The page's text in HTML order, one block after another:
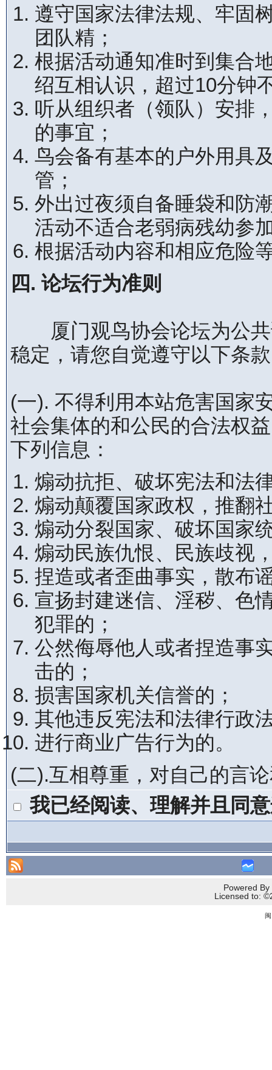
遵守国家法律法规、牢固
团队精；
根据活动通知准时到集合
绍互相认识，超过10分钟
听从组织者（领队）安排
的事宜；
鸟会备有基本的户外用具
管；
外出过夜须自备睡袋和防
活动不适合老弱病残幼参
根据活动内容和相应危险
四. 论坛行为准则
厦门观鸟协会论坛为公共
稳定，请您自觉遵守以下条
(一). 不得利用本站危害国家
社会集体的和公民的合法权
下列信息：
煽动抗拒、破坏宪法和法
煽动颠覆国家政权，推翻
煽动分裂国家、破坏国家
煽动民族仇恨、民族歧视
捏造或者歪曲事实，散布
宣扬封建迷信、淫秽、色
犯罪的；
公然侮辱他人或者捏造事
击的；
损害国家机关信誉的；
其他违反宪法和法律行政
进行商业广告行为的。
(二).互相尊重，对自己的言
我已经阅读、理解并且同
Powered
Licensed to: